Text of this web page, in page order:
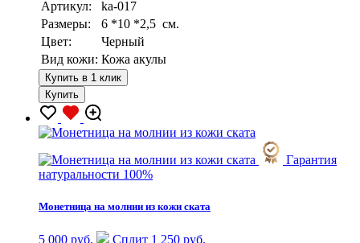
Артикул:
ka-017
Размеры:
6 *10 *2,5 см.
Цвет:
Черный
Вид кожи: Кожа акулы
Купить в 1 клик
Купить
Гарантия
натуральности 100%
Монетница на молнии из кожи ската
5 000 руб.
Сплит 1 250 руб.